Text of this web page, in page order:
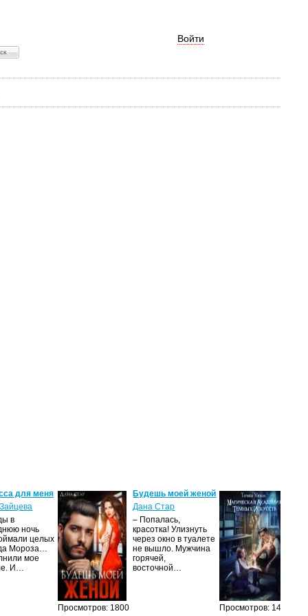
Войти
для меня
в
ночь
целых
Мороза…
мое
И…
Просмотров: 1800
Будешь моей женой
Дана Стар
– Попалась,
красотка! Улизнуть
через окно в туалете
не вышло. Мужчина
горячей,
восточной…
Просмотров: 1462